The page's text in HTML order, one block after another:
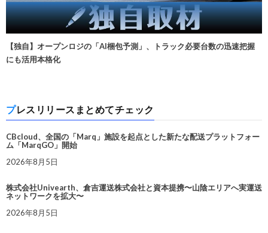
【独自】オープンロジの「AI梱包予測」、トラック必要台数の迅速把握
にも活用本格化
プレスリリースまとめてチェック
CBcloud、全国の「Marq」施設を起点とした新たな配送プラットフォー
ム「MarqGO」開始
2026年8月5日
株式会社Univearth、倉吉運送株式会社と資本提携〜山陰エリアへ実運送
ネットワークを拡大〜
2026年8月5日